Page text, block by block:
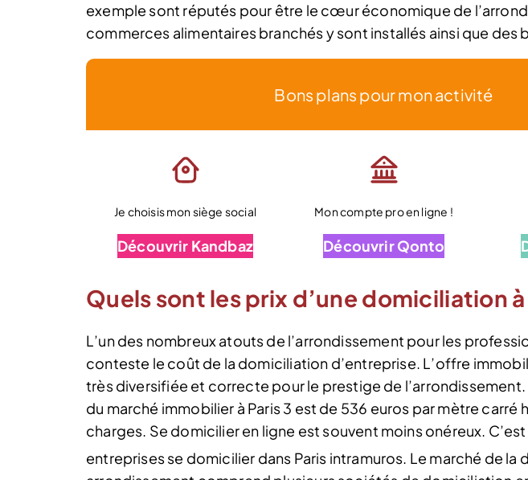
exemple sont réputés pour être le cœur économique de
commerces alimentaires branchés y sont installés ainsi que des
Bons plans pour mon activité
Je choisis mon siège social
Découvrir Kandbaz
Mon compte pro en ligne !
Découvrir Qonto
Quels sont les prix d’une domiciliation à
L’un des nombreux atouts de l’arrondissement pour les
conteste le coût de la domiciliation d’entreprise. L’offre
très diversifiée et correcte pour le prestige de l’arrondissement.
du marché immobilier à Paris 3 est de 536 euros par mètre carré
charges. Se domicilier en ligne est souvent moins onéreux.
entreprises se domicilier dans Paris intramuros. Le marché de la